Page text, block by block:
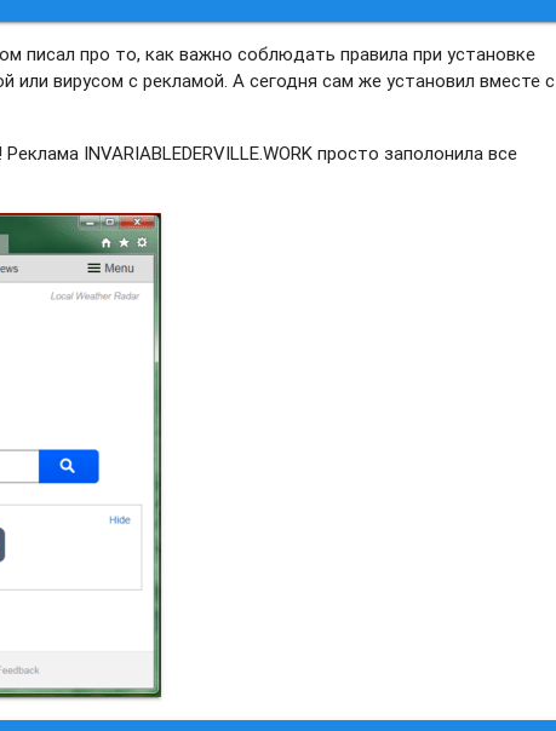
писал про то, как важно соблюдать правила при установке
или вирусом с рекламой. А сегодня сам же установил вместе с
INVARIABLEDERVILLE.WORK просто заполонила все